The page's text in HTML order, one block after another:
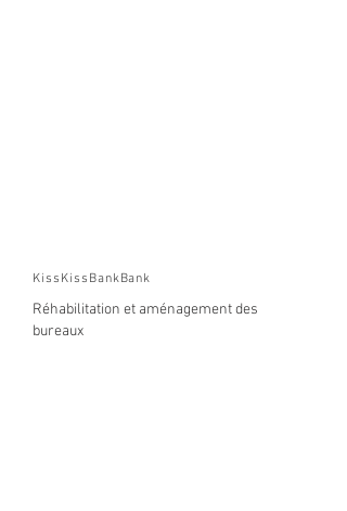
KissKissBankBank
Réhabilitation et aménagement des
bureaux